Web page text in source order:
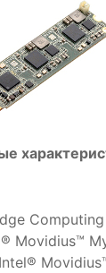
Movidius™